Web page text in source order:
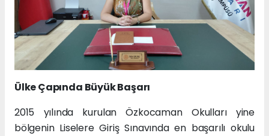
Ülke Çapında Büyük Başarı
2015 yılında kurulan Özkocaman Okulları yine
bölgenin Liselere Giriş Sınavında en başarılı okulu